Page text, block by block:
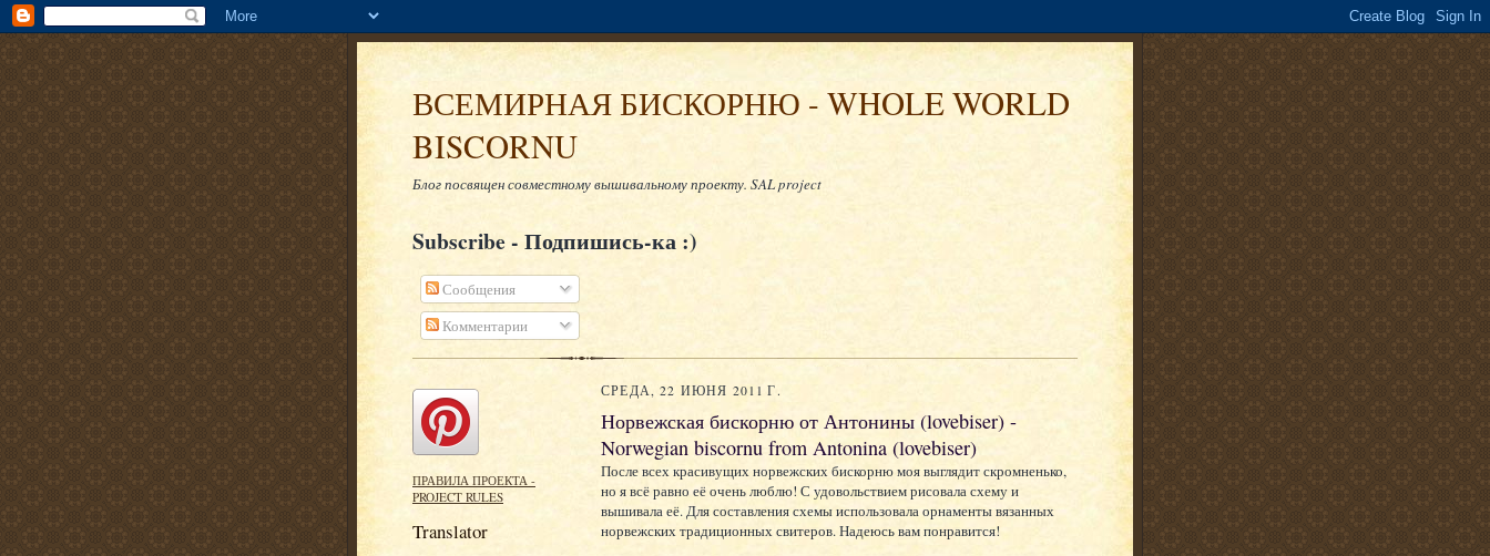
ВСЕМИРНАЯ БИСКОРНЮ - WHOLE WORLD
BISCORNU
Блог посвящен совместному вышивальному проекту. SAL project
Subscribe - Подпишись-ка :)
Сообщения
Комментарии
ПРАВИЛА ПРОЕКТА -
PROJECT RULES
Translator
СРЕДА, 22 ИЮНЯ 2011 Г.
Норвежская бискорню от Антонины (lovebiser) -
Norwegian biscornu from Antonina (lovebiser)
После всех красивущих норвежских бискорню моя выглядит скромненько,
но я всё равно её очень люблю! С удовольствием рисовала схему и
вышивала её. Для составления схемы использовала орнаменты вязанных
норвежских традиционных свитеров. Надеюсь вам понравится!